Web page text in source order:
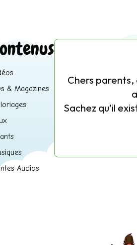
& Magazines
Audios
Chers
Sachez qu’il